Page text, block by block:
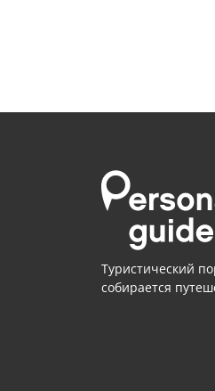
Туристический
собирается